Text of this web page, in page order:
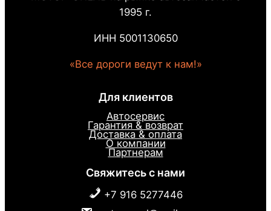
1995 г.
ИНН 5001130650
«Все дороги ведут к нам!»
Для клиентов
Автосервис
Гарантия & возврат
Доставка & оплата
О компании
Партнерам
Свяжитесь с нами
+7 916 5277446